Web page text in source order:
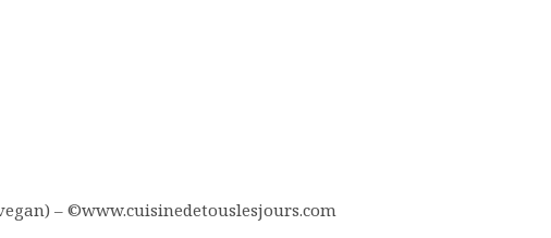
– ©www.cuisinedetouslesjours.com